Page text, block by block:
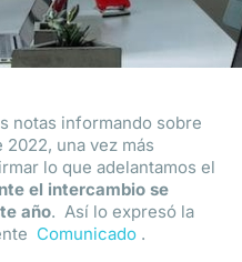
notas informando sobre
una vez más
lo que adelantamos el
el intercambio se
año. Así lo expresó la
Comunicado .